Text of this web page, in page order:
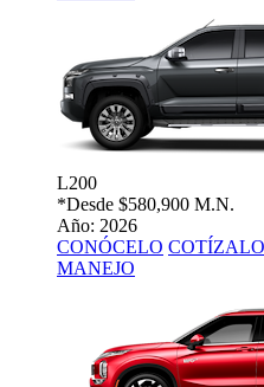
L200
*Desde $580,900 M.N.
Año: 2026
CONÓCELO COTÍZALO
MANEJO